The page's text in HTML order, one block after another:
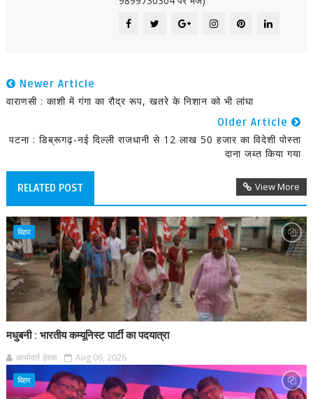
Newer Article
वाराणसी : काशी में गंगा का रौद्र रूप, खतरे के निशान को भी लांघा
Older Article
पटना : डिब्रूगढ़-नई दिल्ली राजधानी से 12 लाख 50 हजार का विदेशी पोस्ता
दाना जब्त किया गया
RELATED POST View More
बिहार
मधुबनी : भारतीय कम्यूनिस्ट पार्टी का पदयात्रा
आर्यावर्त डेस्क Aug 06, 2026
बिहार